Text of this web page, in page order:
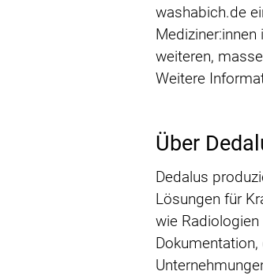
washabich.de
weiteren,
Weitere
Über
Dedalus
Lösungen für
wie